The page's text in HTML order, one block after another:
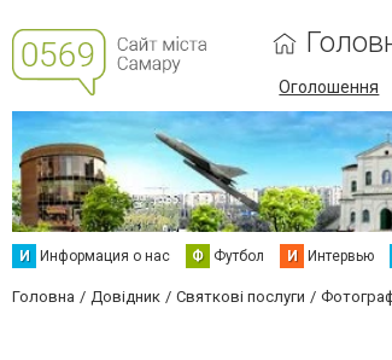
Оголошення
И Информация о нас Ф Футбол И Интервью
Головна Довідник Святкові послуги